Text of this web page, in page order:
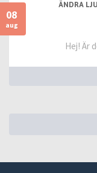
08
aug
ÄNDRA
Hej! Är